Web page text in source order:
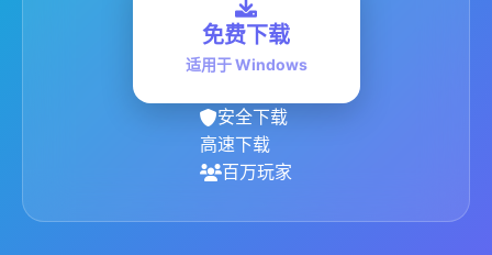
免费下载
适用于 Windows
安全下载
高速下载
百万玩家